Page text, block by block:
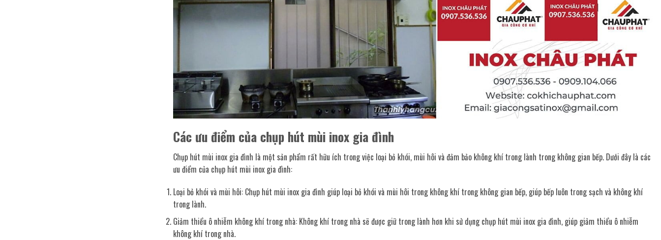
Các ưu điểm của chụp hút mùi inox gia đình
Chụp hút mùi inox gia đình là một sản phẩm rất hữu ích trong việc loại bỏ khói, mùi hôi và đảm bảo không khí trong lành trong không gian bếp. Dưới đây là các
ưu điểm của chụp hút mùi inox gia đình:
Loại bỏ khói và mùi hôi: Chụp hút mùi inox gia đình giúp loại bỏ khói và mùi hôi trong không khí trong không gian bếp, giúp bếp luôn trong sạch và không khí
trong lành.
Giảm thiểu ô nhiễm không khí trong nhà: Không khí trong nhà sẽ được giữ trong lành hơn khi sử dụng chụp hút mùi inox gia đình, giúp giảm thiểu ô nhiễm
không khí trong nhà.